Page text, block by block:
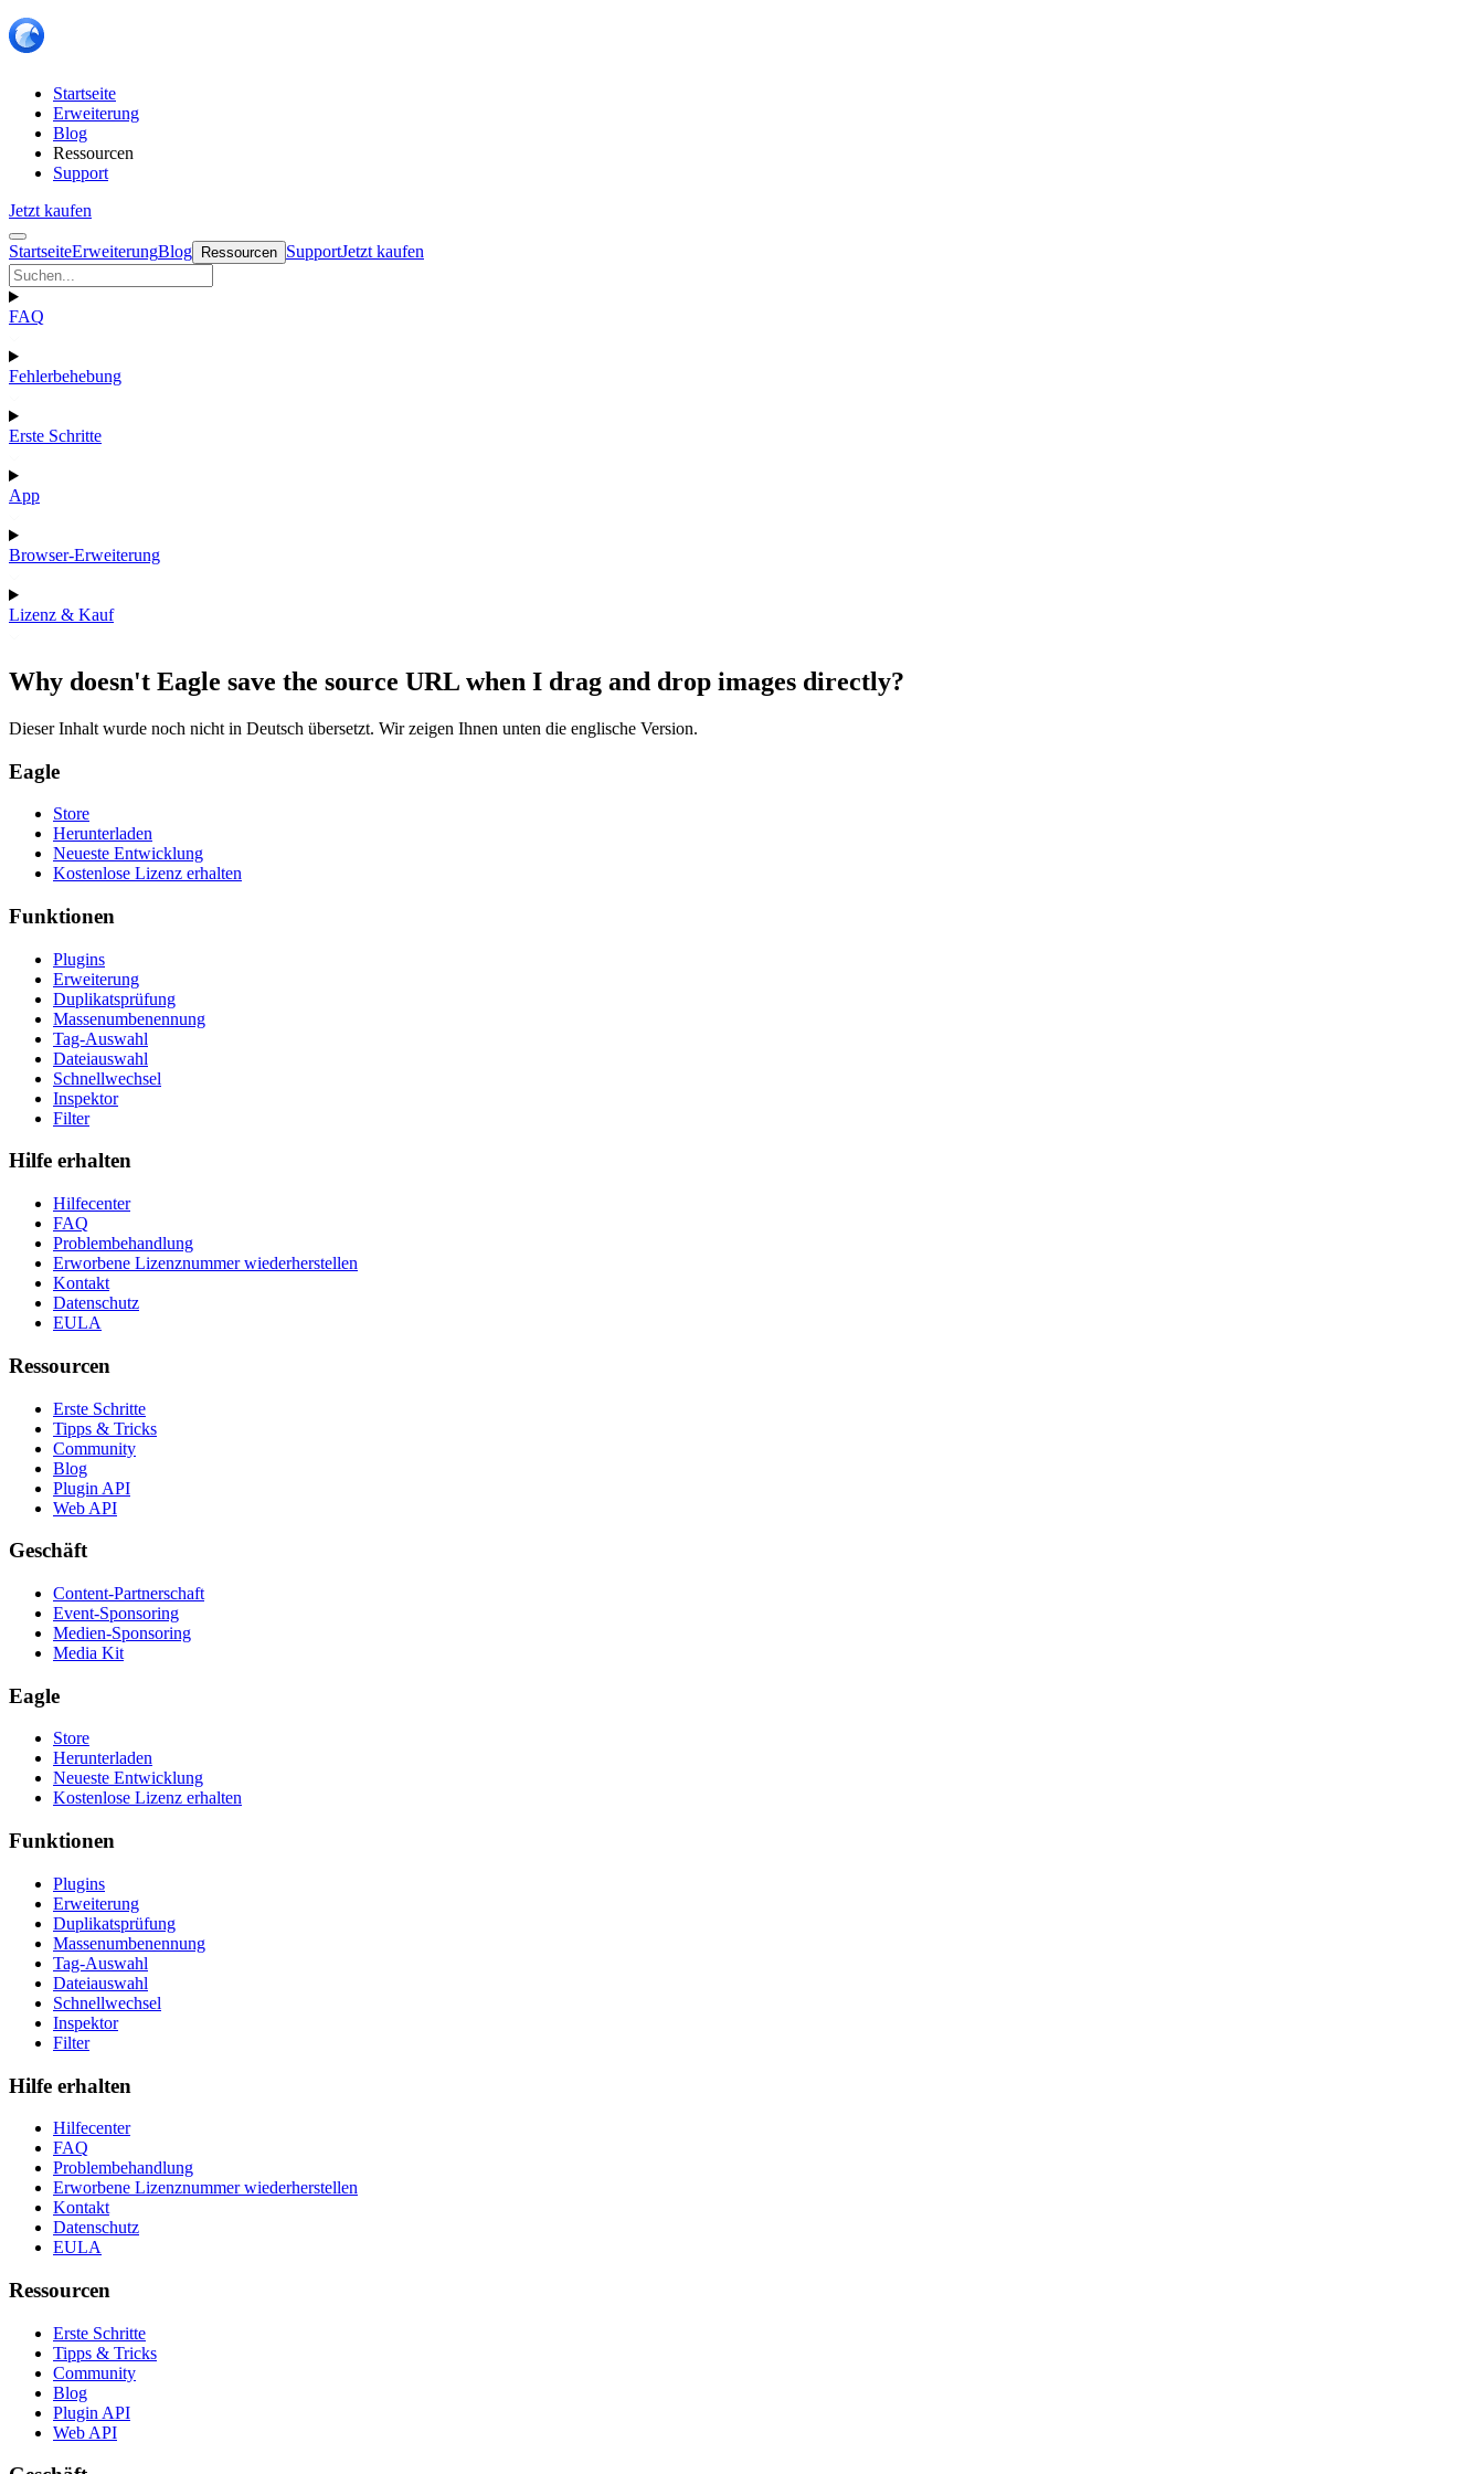
Startseite
Erweiterung
Blog
Ressourcen
Support
Jetzt kaufen
StartseiteErweiterungBlog Ressourcen SupportJetzt kaufen
FAQ
Fehlerbehebung
Erste Schritte
App
Browser-Erweiterung
Lizenz & Kauf
Why doesn't Eagle save the source URL when I drag and drop images directly?
Dieser Inhalt wurde noch nicht in Deutsch übersetzt. Wir zeigen Ihnen unten die englische Version.
Eagle
Store
Herunterladen
Neueste Entwicklung
Kostenlose Lizenz erhalten
Funktionen
Plugins
Erweiterung
Duplikatsprüfung
Massenumbenennung
Tag-Auswahl
Dateiauswahl
Schnellwechsel
Inspektor
Filter
Hilfe erhalten
Hilfecenter
FAQ
Problembehandlung
Erworbene Lizenznummer wiederherstellen
Kontakt
Datenschutz
EULA
Ressourcen
Erste Schritte
Tipps & Tricks
Community
Blog
Plugin API
Web API
Geschäft
Content-Partnerschaft
Event-Sponsoring
Medien-Sponsoring
Media Kit
Eagle
Store
Herunterladen
Neueste Entwicklung
Kostenlose Lizenz erhalten
Funktionen
Plugins
Erweiterung
Duplikatsprüfung
Massenumbenennung
Tag-Auswahl
Dateiauswahl
Schnellwechsel
Inspektor
Filter
Hilfe erhalten
Hilfecenter
FAQ
Problembehandlung
Erworbene Lizenznummer wiederherstellen
Kontakt
Datenschutz
EULA
Ressourcen
Erste Schritte
Tipps & Tricks
Community
Blog
Plugin API
Web API